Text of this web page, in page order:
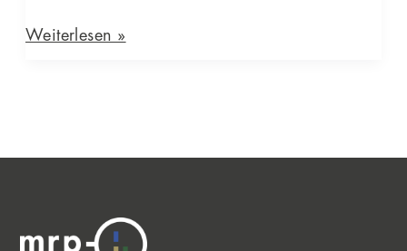
Weiterlesen »